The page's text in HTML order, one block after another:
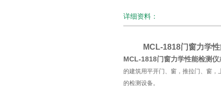
详细资料：
MCL-1818门窗力学性
MCL-1818门窗力学性能检测仪
的建筑用平开门、窗，推拉门、窗
的检测设备。